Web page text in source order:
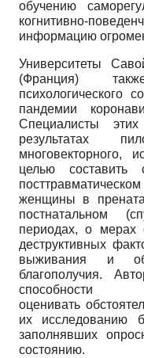
обучению
когнитивно-
информацию
Университеты
(Франция)
психологического
пандемии
Специалисты
результатах
многовекторного,
целью составить
женщины в
постнатальном
периодах, о мерах
деструктивных
выживания и
благополучия.
оценивать
их исследованию
заполнявших
состоянию.